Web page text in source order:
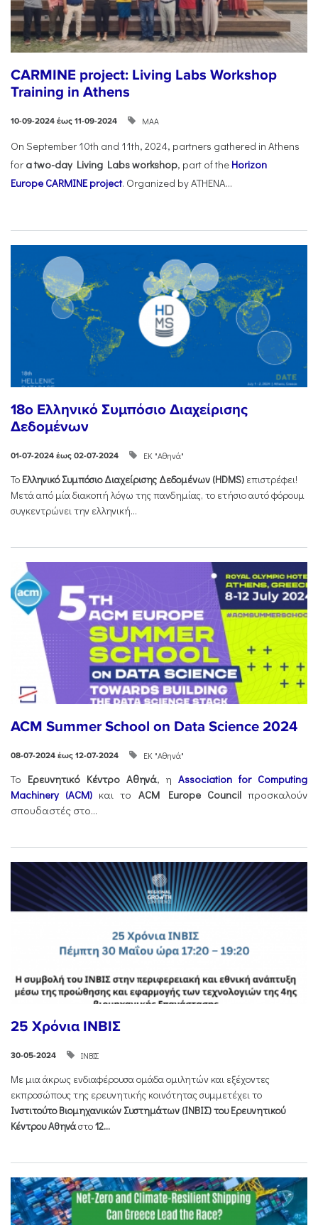
CARMINE project: Living Labs Workshop
Training in Athens
10-09-2024 έως 11-09-2024 ΜΑΑ
On September 10th and 11th, 2024, partners gathered in Athens
for a two-day Living Labs workshop, part of the Horizon
Europe CARMINE project. Organized by ATHENA...
18o Ελληνικό Συμπόσιο Διαχείρισης
Δεδομένων
01-07-2024 έως 02-07-2024 ΕΚ "Αθηνά"
Το Ελληνικό Συμπόσιο Διαχείρισης Δεδομένων (HDMS) επιστρέφει!
Μετά από μία διακοπή λόγω της πανδημίας, το ετήσιο αυτό φόρουμ
συγκεντρώνει την ελληνική...
ACM Summer School on Data Science 2024
08-07-2024 έως 12-07-2024 ΕΚ "Αθηνά"
Το Ερευνητικό Κέντρο Αθηνά, ηAssociation for Computing
Machinery (ACM) και το ACM Europe Councilπροσκαλούν
σπουδαστές στο...
25 Χρόνια ΙΝΒΙΣ
30-05-2024 ΙΝΒΙΣ
Με μια άκρως ενδιαφέρουσα ομάδα ομιλητών και εξέχοντες
εκπροσώπους της ερευνητικής κοινότητας συμμετέχει το
Ινστιτούτο Βιομηχανικών Συστημάτων (ΙΝΒΙΣ) του Ερευνητικού
Κέντρου Αθηνάστο12...